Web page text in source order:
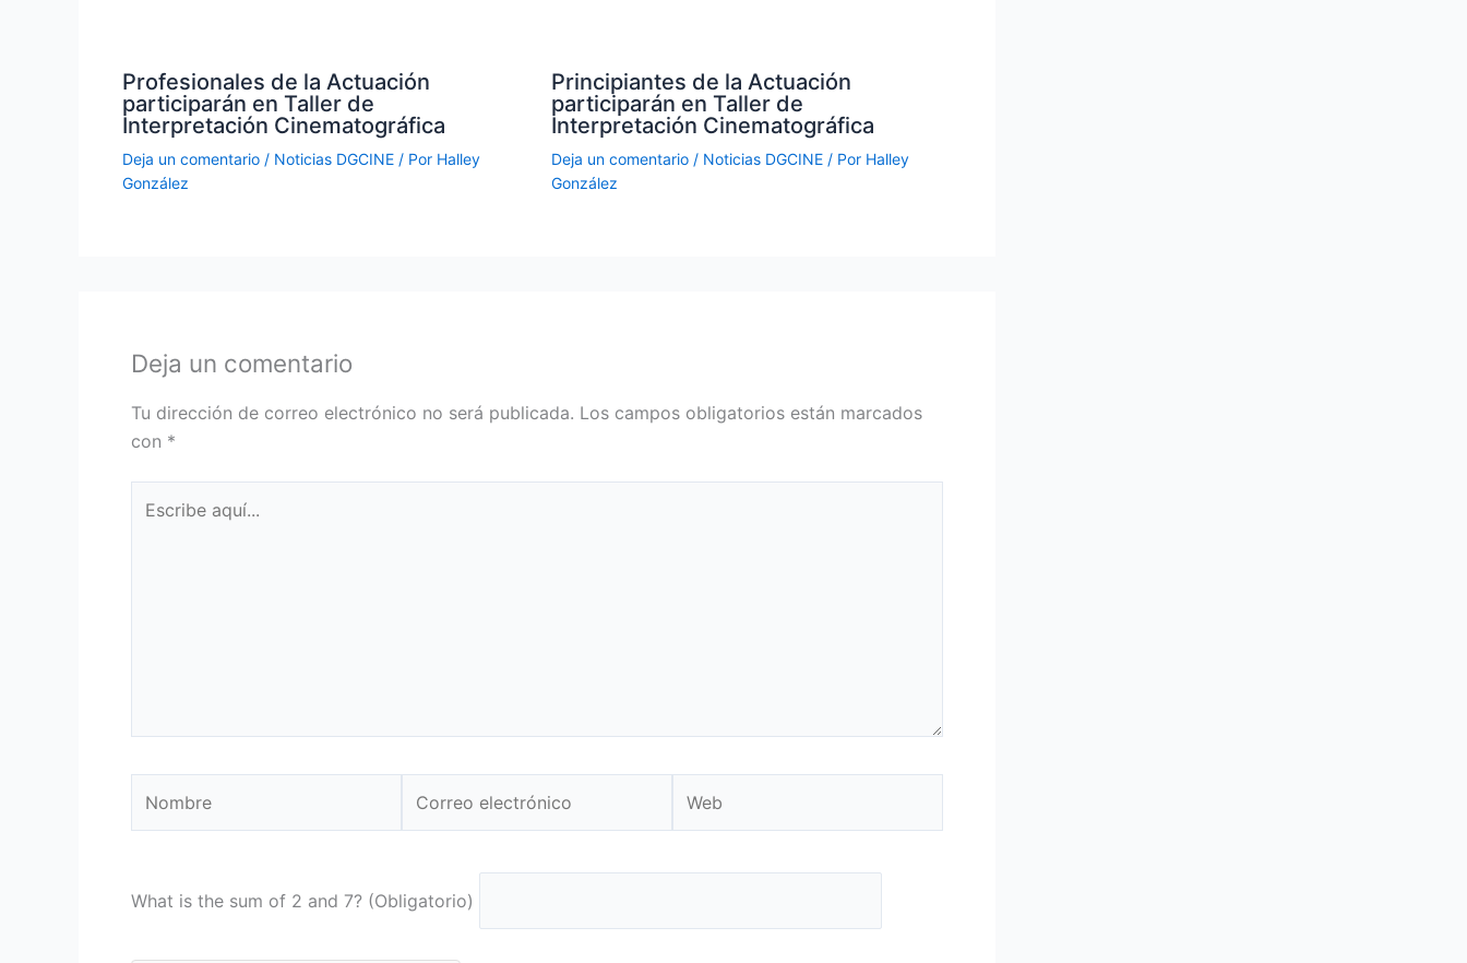
Profesionales de la Actuación
participarán en Taller de
Interpretación Cinematográfica
Deja un comentario / Noticias DGCINE / Por Halley
González
Principiantes de la Actuación
participarán en Taller de
Interpretación Cinematográfica
Deja un comentario / Noticias DGCINE/ Por Halley
González
Deja un comentario
Tu dirección de correo electrónico no será publicada. Los campos obligatorios están marcados
con *
aquí...
electrónico
What is the sum of 2 and 7? (Obligatorio)